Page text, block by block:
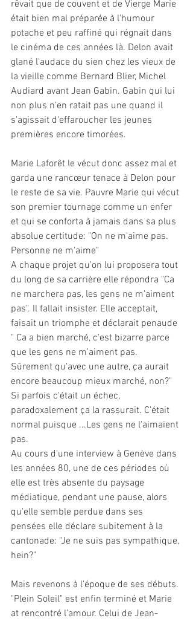
rêvait que de couvent et de Vierge Marie
était bien mal préparée à l'humour
potache et peu raffiné qui régnait dans
le cinéma de ces années là. Delon avait
glané l'audace du sien chez les vieux de
la vieille comme Bernard Blier, Michel
Audiard avant Jean Gabin. Gabin qui lui
non plus n'en ratait pas une quand il
s'agissait d'effaroucher les jeunes
premières encore timorées.
Marie Laforêt le vécut donc assez mal et
garda une rancœur tenace à Delon pour
le reste de sa vie. Pauvre Marie qui vécut
son premier tournage comme un enfer
et qui se conforta à jamais dans sa plus
absolue certitude: "On ne m'aime pas.
Personne ne m'aime"
A chaque projet qu'on lui proposera tout
du long de sa carrière elle répondra "Ca
ne marchera pas, les gens ne m'aiment
pas". Il fallait insister. Elle acceptait,
faisait un triomphe et déclarait penaude
" Ca a bien marché, c'est bizarre parce
que les gens ne m'aiment pas.
Sûrement qu'avec une autre, ça aurait
encore beaucoup mieux marché, non?"
Si parfois c'était un échec,
paradoxalement ça la rassurait. C'était
normal puisque ...Les gens ne l'aimaient
pas.
Au cours d'une interview à Genève dans
les années 80, une de ces périodes où
elle est très absente du paysage
médiatique, pendant une pause, alors
qu'elle semble perdue dans ses
pensées elle déclare subitement à la
cantonade: "Je ne suis pas sympathique,
hein?"
Mais revenons à l'époque de ses débuts.
"Plein Soleil" est enfin terminé et Marie
at rencontré l’amour. Celui de Jean-